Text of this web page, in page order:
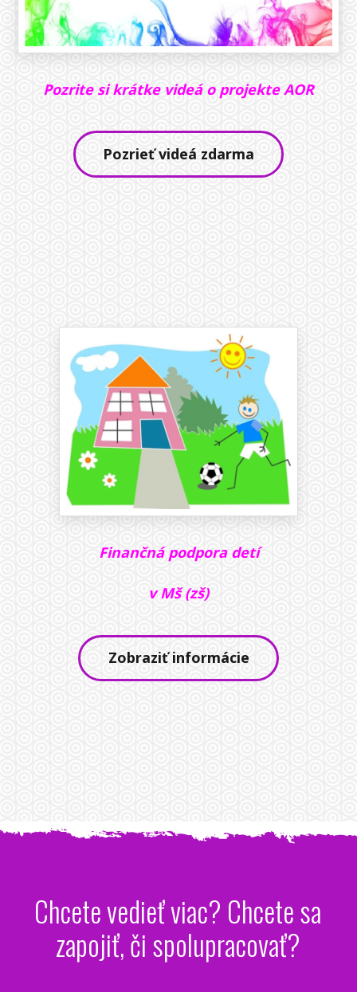
Pozrite si krátke videáo projekte AOR
Pozrieť videá zdarma
Finančná podpora detí
v Mš (zš)
Zobraziť informácie
Chcete vedieť viac? Chcete sa
zapojiť, či spolupracovať?